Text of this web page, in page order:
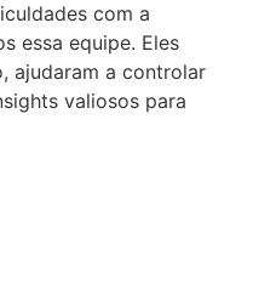
com a
essa equipe. Eles
ajudaram a controlar
valiosos para